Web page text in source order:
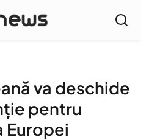
va deschide
pentru
Europei